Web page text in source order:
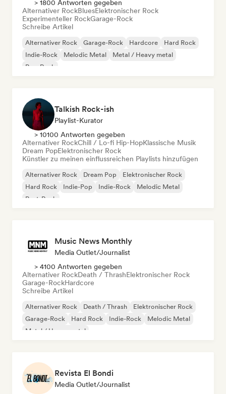
> 1800 Antworten gegeben
Alternativer RockBluesElektronischer Rock
Experimenteller RockGarage-Rock
Schreibe Artikel
Alternativer Rock Garage-Rock Hardcore
Hard Rock
Indie-Rock
Melodic Metal
Metal / Heavy metal
Pop-Rock
Talkish Rock-ish
Playlist-Kurator
> 10100 Antworten gegeben
Alternativer RockChill / Lo-fi Hip-HopKlassische Musik
Dream PopElektronischer Rock
Künstler zu meinen einflussreichen Playlists hinzufügen
Alternativer Rock Dream Pop
Elektronischer Rock
Hard Rock
Indie-Pop Indie-Rock
Melodic Metal
Post-Rock
Music News Monthly
Media Outlet/Journalist
> 4100 Antworten gegeben
Alternativer RockDeath / ThrashElektronischer Rock
Garage-RockHardcore
Schreibe Artikel
Alternativer Rock Death / Thrash
Elektronischer Rock
Garage-Rock
Hard Rock Indie-Rock
Melodic Metal
Metal / Heavy metal
Revista El Bondi
Media Outlet/Journalist